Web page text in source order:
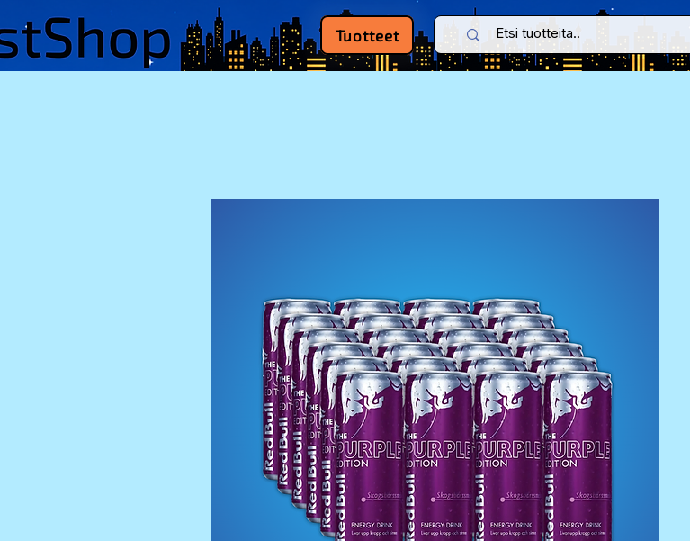
Tuotteet